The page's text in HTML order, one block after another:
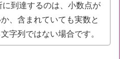
に到達するのは、小数点が
、含まれていても実数と
字列ではない場合です。